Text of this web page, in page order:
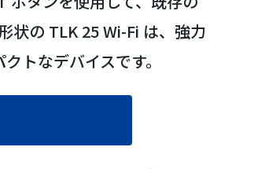
状の TLK 25 Wi-Fi は、強力
トなデバイスです。